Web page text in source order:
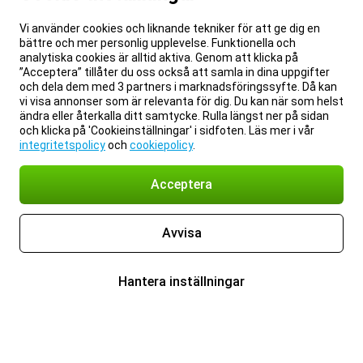
Vi använder cookies och liknande tekniker för att ge dig en
bättre och mer personlig upplevelse. Funktionella och
analytiska cookies är alltid aktiva. Genom att klicka på
”Acceptera” tillåter du oss också att samla in dina uppgifter
och dela dem med 3 partners i marknadsföringssyfte. Då kan
vi visa annonser som är relevanta för dig. Du kan när som helst
ändra eller återkalla ditt samtycke. Rulla längst ner på sidan
och klicka på 'Cookieinställningar' i sidfoten. Läs mer i vår
integritetspolicyoch cookiepolicy.
Acceptera
Avvisa
Hantera inställningar